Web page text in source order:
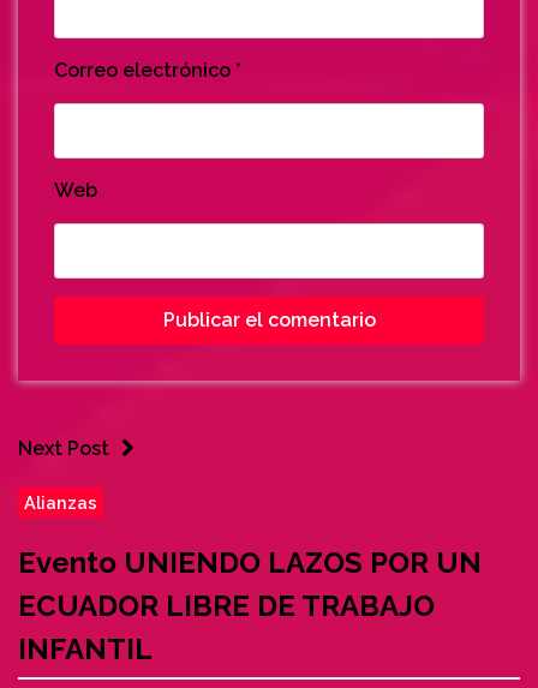
Correo electrónico *
Web
Next Post
Alianzas
Evento UNIENDO LAZOS POR UN
ECUADOR LIBRE DE TRABAJO
INFANTIL